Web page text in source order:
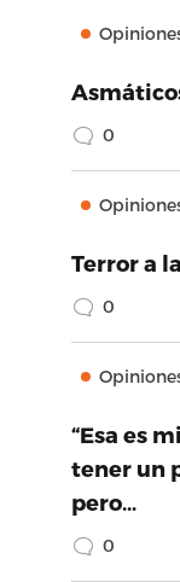
0
Terror a
0
“Esa es
tener un
pero…
0